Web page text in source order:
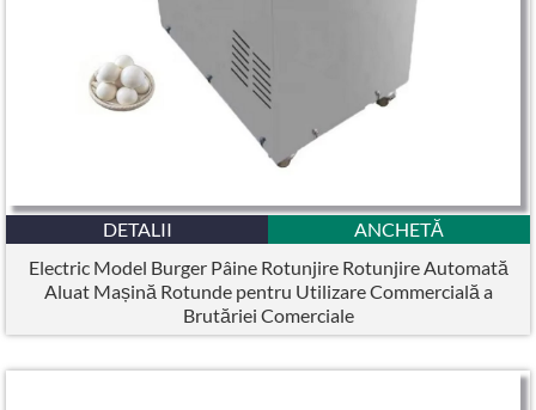
DETALII
ANCHETĂ
Electric Model Burger Pâine Rotunjire Rotunjire Automată
Aluat Mașină Rotunde pentru Utilizare Commercială a
Brutăriei Comerciale